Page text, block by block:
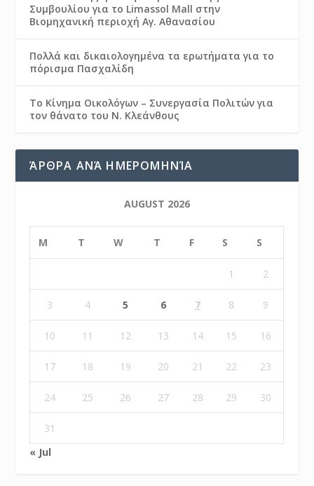
Συμβουλίου για το Limassol Mall στην
Βιομηχανική περιοχή Αγ. Αθανασίου
Πολλά και δικαιολογημένα τα ερωτήματα για το
πόρισμα Πασχαλίδη
Το Κίνημα Οικολόγων – Συνεργασία Πολιτών για
τον θάνατο του Ν. Κλεάνθους
ΆΡΘΡΑ ΑΝΆ ΗΜΕΡΟΜΗΝΊΑ
AUGUST 2026
M T W T F S S
1 2
3 4 5 6 7 8 9
10 11 12 13 14 15 16
17 18 19 20 21 22 23
24 25 26 27 28 29 30
31
« Jul